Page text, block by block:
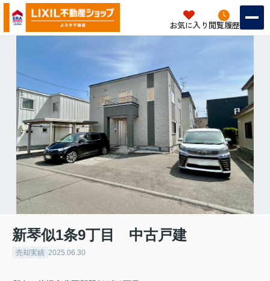
お気に入り 閲覧履歴
新琴似1条9丁目 中古戸建
売却実績 2025.06.30